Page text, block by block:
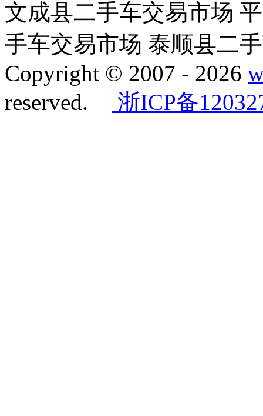
文成县二手车交易市场
手车交易市场 泰顺县二
Copyright © 2007 - 2026
reserved.
浙ICP备